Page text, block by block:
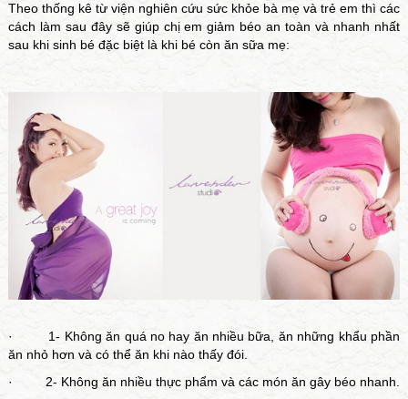
Theo thống kê từ viện nghiên cứu sức khỏe bà mẹ và trẻ em thì các
cách làm sau đây sẽ giúp chị em giảm béo an toàn và nhanh nhất
sau khi sinh bé đặc biệt là khi bé còn ăn sữa mẹ:
· 1- Không ăn quá no hay ăn nhiều bữa, ăn những khẩu phần
ăn nhỏ hơn và có thể ăn khi nào thấy đói.
· 2- Không ăn nhiều thực phẩm và các món ăn gây béo nhanh.